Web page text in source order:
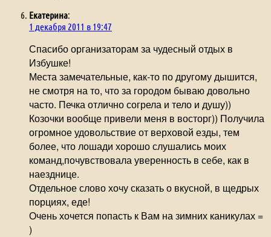
Екатерина:
1 декабря 2011 в 19:47
Спасибо организаторам за чудесный отдых в
Избушке!
Места замечательные, как-то по другому дышится,
не смотря на то, что за городом бываю довольно
часто. Печка отлично согрела и тело и душу))
Козочки вообще привели меня в восторг)) Получила
огромное удовольствие от верховой езды, тем
более, что лошади хорошо слушались моих
команд,почувствовала уверенность в себе, как в
наезднице.
Отдельное слово хочу сказать о вкусной, в щедрых
порциях, еде!
Очень хочется попасть к Вам на зимних каникулах =
)